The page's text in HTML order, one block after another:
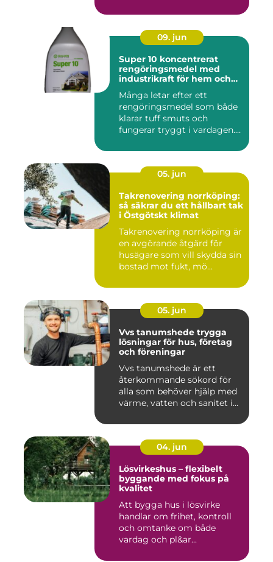
09. jun
Super 10 koncentrerat
rengöringsmedel med
industrikraft för hem och
Många letar efter ett
rengöringsmedel som både
klarar tuff smuts och
fungerar tryggt i vardagen.
05. jun
Takrenovering norrköping:
så säkrar du ett hållbart tak
i Östgötskt klimat
Takrenovering norrköping är
en avgörande åtgärd för
husägare som vill skydda sin
bostad mot fukt, mö...
05. jun
Vvs tanumshede trygga
lösningar för hus, företag
och föreningar
Vvs tanumshede är ett
återkommande sökord för
alla som behöver hjälp med
värme, vatten och sanitet i...
04. jun
Lösvirkeshus – flexibelt
byggande med fokus på
kvalitet
Att bygga hus i lösvirke
handlar om frihet, kontroll
och omtanke om både
vardag och pl&ar...